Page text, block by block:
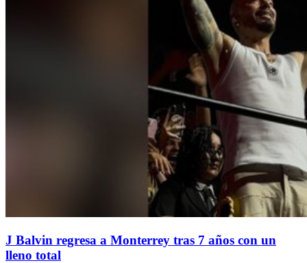
J Balvin regresa a Monterrey tras 7 años con un
lleno total